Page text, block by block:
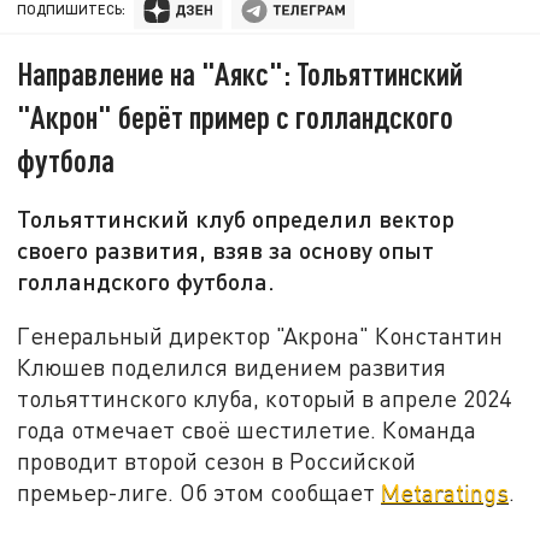
ПОДПИШИТЕСЬ:
Направление на "Аякс": Тольяттинский
"Акрон" берёт пример с голландского
футбола
Тольяттинский клуб определил вектор
своего развития, взяв за основу опыт
голландского футбола.
Генеральный директор "Акрона" Константин
Клюшев поделился видением развития
тольяттинского клуба, который в апреле 2024
года отмечает своё шестилетие. Команда
проводит второй сезон в Российской
премьер-лиге. Об этом сообщает Metaratings.